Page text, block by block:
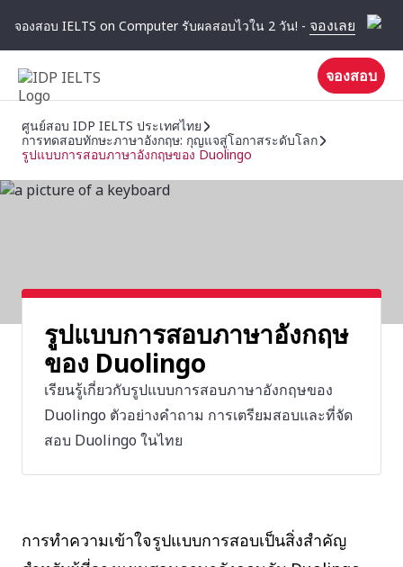
จองสอบ IELTS on Computer รับผลสอบไวใน 2 วัน! - จองเลย
จองสอบ
ศูนย์สอบ IDP IELTS ประเทศไทย
การทดสอบทักษะภาษาอังกฤษ: กุญแจสู่โอกาสระดับโลก
รูปแบบการสอบภาษาอังกฤษของ Duolingo
รูปแบบการสอบภาษาอังกฤษ
ของ Duolingo
เรียนรู้เกี่ยวกับรูปแบบการสอบภาษาอังกฤษของ
Duolingo ตัวอย่างคำถาม การเตรียมสอบและที่จัด
สอบ Duolingo ในไทย
การทำความเข้าใจรูปแบบการสอบเป็นสิ่งสำคัญ